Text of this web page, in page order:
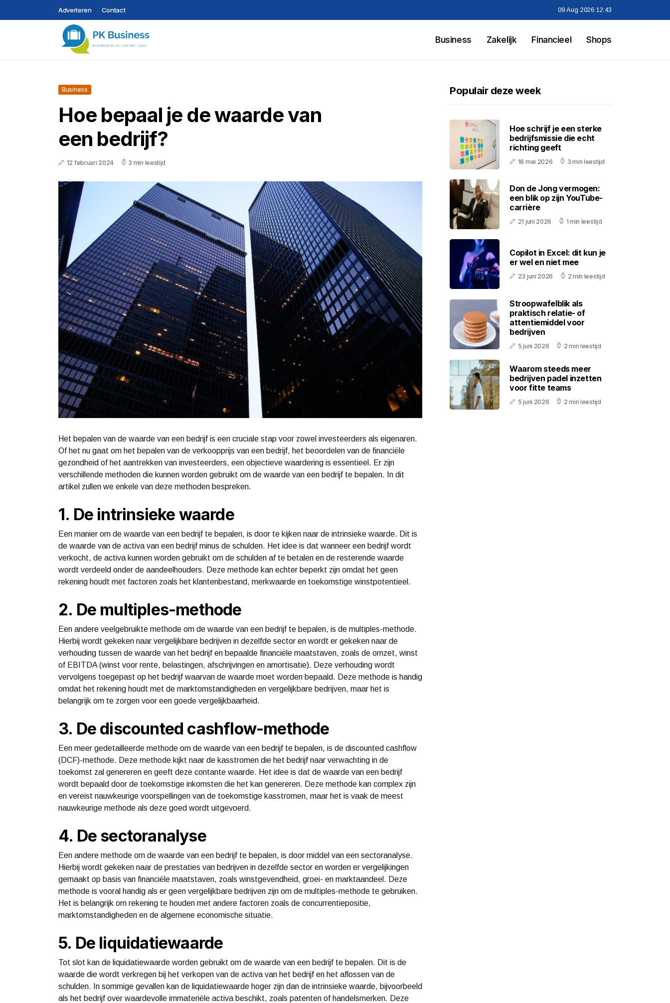
Adverteren Contact 09 Aug 2026 12:43
Business Zakelijk Financieel Shops
Business
Hoe bepaal je de waarde van
een bedrijf?
12 februari 2024 3 min leestijd
Het bepalen van de waarde van een bedrijf is een cruciale stap voor zowel investeerders als eigenaren.
Of het nu gaat om het bepalen van de verkoopprijs van een bedrijf, het beoordelen van de financiële
gezondheid of het aantrekken van investeerders, een objectieve waardering is essentieel. Er zijn
verschillende methoden die kunnen worden gebruikt om de waarde van een bedrijf te bepalen. In dit
artikel zullen we enkele van deze methoden bespreken.
1. De intrinsieke waarde
Een manier om de waarde van een bedrijf te bepalen, is door te kijken naar de intrinsieke waarde. Dit is
de waarde van de activa van een bedrijf minus de schulden. Het idee is dat wanneer een bedrijf wordt
verkocht, de activa kunnen worden gebruikt om de schulden af te betalen en de resterende waarde
wordt verdeeld onder de aandeelhouders. Deze methode kan echter beperkt zijn omdat het geen
rekening houdt met factoren zoals het klantenbestand, merkwaarde en toekomstige winstpotentieel.
2. De multiples-methode
Een andere veelgebruikte methode om de waarde van een bedrijf te bepalen, is de multiples-methode.
Hierbij wordt gekeken naar vergelijkbare bedrijven in dezelfde sector en wordt er gekeken naar de
verhouding tussen de waarde van het bedrijf en bepaalde financiële maatstaven, zoals de omzet, winst
of EBITDA (winst voor rente, belastingen, afschrijvingen en amortisatie). Deze verhouding wordt
vervolgens toegepast op het bedrijf waarvan de waarde moet worden bepaald. Deze methode is handig
omdat het rekening houdt met de marktomstandigheden en vergelijkbare bedrijven, maar het is
belangrijk om te zorgen voor een goede vergelijkbaarheid.
3. De discounted cashflow-methode
Een meer gedetailleerde methode om de waarde van een bedrijf te bepalen, is de discounted cashflow
(DCF)-methode. Deze methode kijkt naar de kasstromen die het bedrijf naar verwachting in de
toekomst zal genereren en geeft deze contante waarde. Het idee is dat de waarde van een bedrijf
wordt bepaald door de toekomstige inkomsten die het kan genereren. Deze methode kan complex zijn
en vereist nauwkeurige voorspellingen van de toekomstige kasstromen, maar het is vaak de meest
nauwkeurige methode als deze goed wordt uitgevoerd.
4. De sectoranalyse
Een andere methode om de waarde van een bedrijf te bepalen, is door middel van een sectoranalyse.
Hierbij wordt gekeken naar de prestaties van bedrijven in dezelfde sector en worden er vergelijkingen
gemaakt op basis van financiële maatstaven, zoals winstgevendheid, groei- en marktaandeel. Deze
methode is vooral handig als er geen vergelijkbare bedrijven zijn om de multiples-methode te gebruiken.
Het is belangrijk om rekening te houden met andere factoren zoals de concurrentiepositie,
marktomstandigheden en de algemene economische situatie.
5. De liquidatiewaarde
Tot slot kan de liquidatiewaarde worden gebruikt om de waarde van een bedrijf te bepalen. Dit is de
waarde die wordt verkregen bij het verkopen van de activa van het bedrijf en het aflossen van de
schulden. In sommige gevallen kan de liquidatiewaarde hoger zijn dan de intrinsieke waarde, bijvoorbeeld
als het bedrijf over waardevolle immateriële activa beschikt, zoals patenten of handelsmerken. Deze
Populair deze week
Hoe schrijf je een sterke
bedrijfsmissie die echt
richting geeft
18 mei 2026 3 min leestijd
Don de Jong vermogen:
een blik op zijn YouTube-
carrière
21 juni 2026 1 min leestijd
Copilot in Excel: dit kun je
er wel en niet mee
23 juni 2026 2 min leestijd
Stroopwafelblik als
praktisch relatie- of
attentiemiddel voor
bedrijven
5 juni 2026 2 min leestijd
Waarom steeds meer
bedrijven padel inzetten
voor fitte teams
5 juni 2026 2 min leestijd